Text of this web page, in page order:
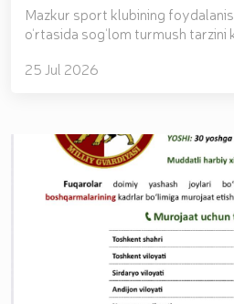
Mazkur sport klubining
o‘rtasida sog‘lom turmush tarzini
25 Jul 2026